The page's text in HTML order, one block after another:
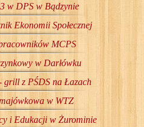
w DPS w Bądzynie
Ekonomii Społecznej
MCPS
w Darłówku
grill z PŚDS na Łazach
w WTZ
i Edukacji w Żurominie